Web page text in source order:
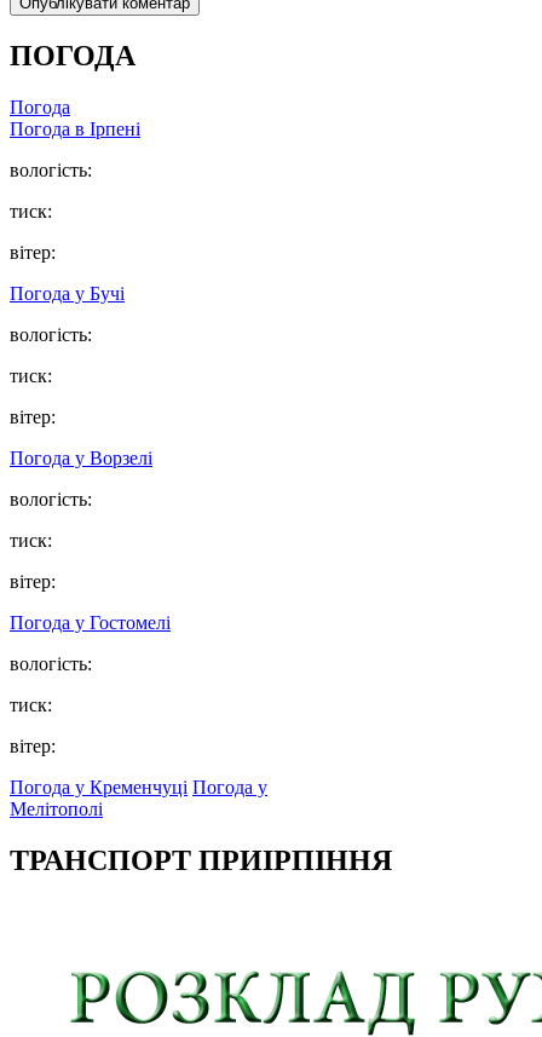
ПОГОДА
Погода
Погода в Ірпені
вологість:
тиск:
вітер:
Погода у Бучі
вологість:
тиск:
вітер:
Погода у Ворзелі
вологість:
тиск:
вітер:
Погода у Гостомелі
вологість:
тиск:
вітер:
Погода у Кременчуці Погода у
Мелітополі
ТРАНСПОРТ ПРИІРПІННЯ